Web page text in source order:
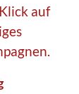
auf